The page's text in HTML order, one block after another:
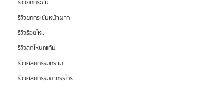
รีวิวยกกระชับ
รีวิวยกกระชับหน้าผาก
รีวิวร้อยไหม
รีวิวลดโหนกแก้ม
รีวิวศัลยกรรมกราม
รีวิวศัลยกรรมขากรรไกร